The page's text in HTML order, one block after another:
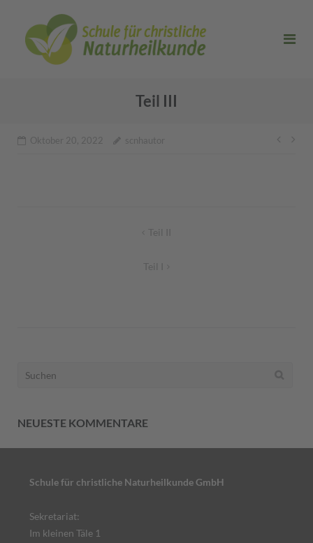
Teil III
Oktober 20, 2022 scnhautor
BeitragsnavigationTeil II
Teil I
Suchen
NEUESTE KOMMENTARE
Schule für christliche Naturheilkunde GmbH
Sekretariat:
Im kleinen Täle 1